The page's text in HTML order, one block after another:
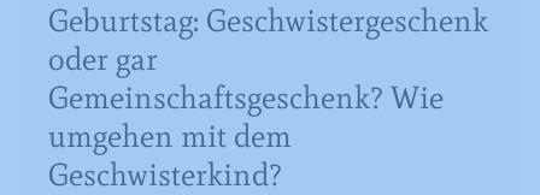
Geburtstag: Geschwistergeschenk
oder gar
Gemeinschaftsgeschenk? Wie
umgehen mit dem
Geschwisterkind?